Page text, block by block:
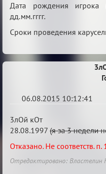
Дата рождения
дд.мм.гггг.
Сроки проведения
06.08.2015 10:12:41
Re:
Строительная
карусель!
3лОй кОт
28.08.1997 (я за 3 недели
Отказано. Не соответств. п.
Отредактировано: Властелин